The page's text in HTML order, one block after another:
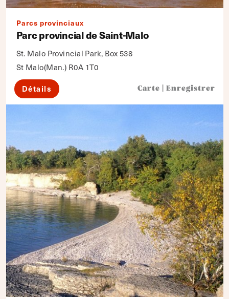
Parcs provinciaux
Parc provincial de Saint-Malo
St. Malo Provincial Park, Box 538
St Malo(Man.) R0A 1T0
Détails Carte Enregistrer